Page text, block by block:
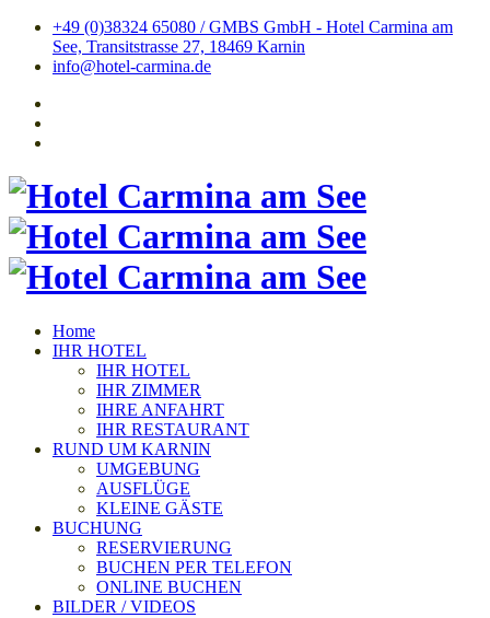
+49 (0)38324 65080 / GMBS GmbH - Hotel Carmina am
See, Transitstrasse 27, 18469 Karnin
info@hotel-carmina.de
Home
IHR HOTEL
IHR HOTEL
IHR ZIMMER
IHRE ANFAHRT
IHR RESTAURANT
RUND UM KARNIN
UMGEBUNG
AUSFLÜGE
KLEINE GÄSTE
BUCHUNG
RESERVIERUNG
BUCHEN PER TELEFON
ONLINE BUCHEN
BILDER / VIDEOS